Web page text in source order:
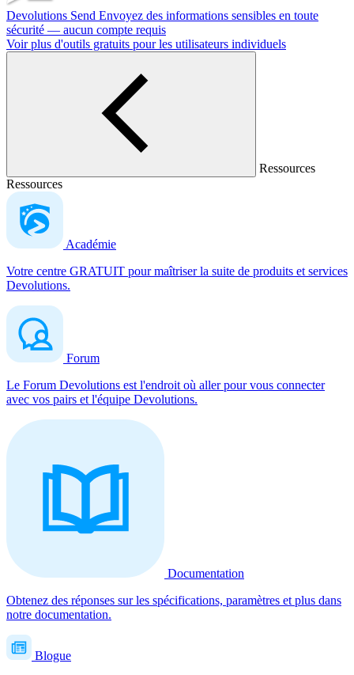
Devolutions Send Envoyez des informations sensibles en toute
sécurité — aucun compte requis
Voir plus d'outils gratuits pour les utilisateurs individuels
Ressources
Ressources
Académie
Votre centre GRATUIT pour maîtriser la suite de produits et services
Devolutions.
Forum
Le Forum Devolutions est l'endroit où aller pour vous connecter
avec vos pairs et l'équipe Devolutions.
Documentation
Obtenez des réponses sur les spécifications, paramètres et plus dans
notre documentation.
Blogue